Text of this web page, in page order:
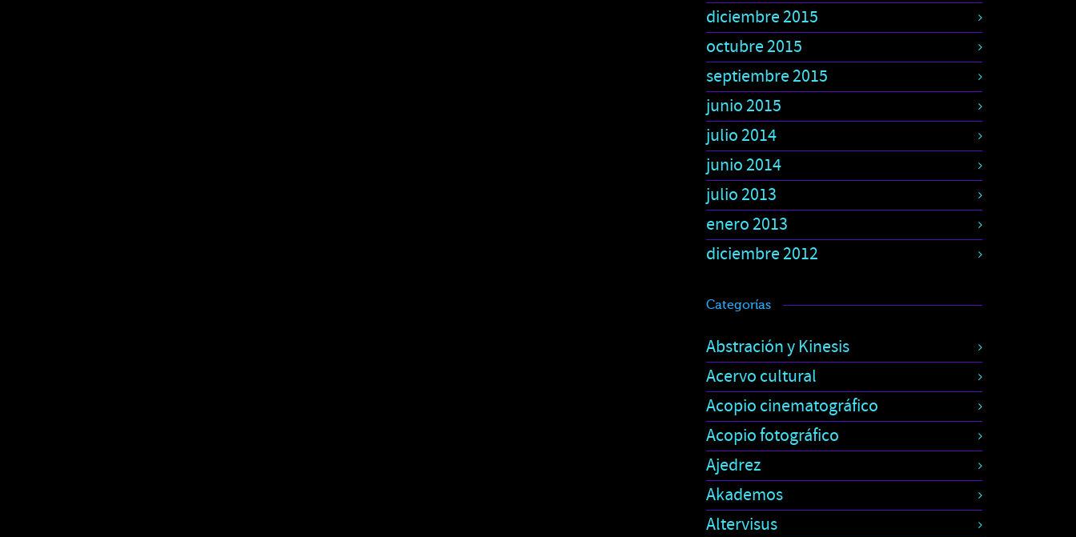
diciembre 2015
octubre 2015
septiembre 2015
junio 2015
julio 2014
junio 2014
julio 2013
enero 2013
diciembre 2012
Categorías
Abstración y Kinesis
Acervo cultural
Acopio cinematográfico
Acopio fotográfico
Ajedrez
Akademos
Altervisus